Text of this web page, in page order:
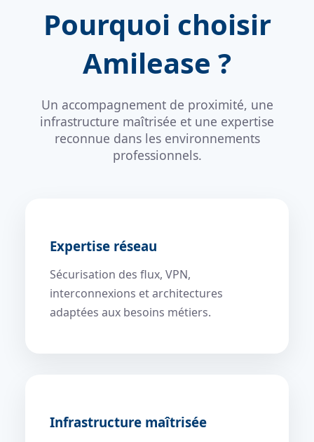
Pourquoi choisir
Amilease ?
Un accompagnement de proximité, une
infrastructure maîtrisée et une expertise
reconnue dans les environnements
professionnels.
Expertise réseau
Sécurisation des flux, VPN,
interconnexions et architectures
adaptées aux besoins métiers.
Infrastructure maîtrisée